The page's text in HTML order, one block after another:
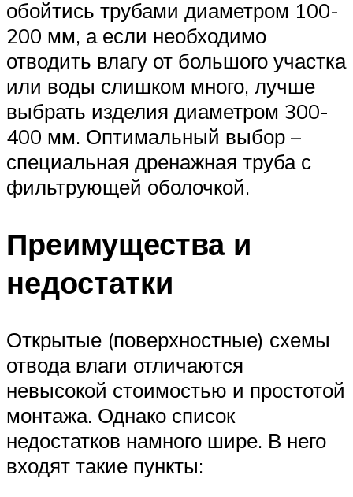
обойтись трубами диаметром 100-
200 мм, а если необходимо
отводить влагу от большого участка
или воды слишком много, лучше
выбрать изделия диаметром 300-
400 мм. Оптимальный выбор –
специальная дренажная труба с
фильтрующей оболочкой.
Преимущества и
недостатки
Открытые (поверхностные) схемы
отвода влаги отличаются
невысокой стоимостью и простотой
монтажа. Однако список
недостатков намного шире. В него
входят такие пункты: